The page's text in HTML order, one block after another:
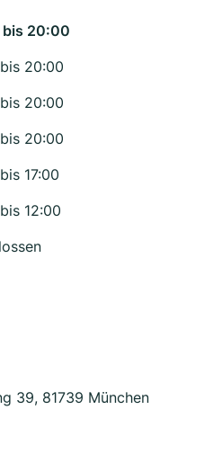
20:00
20:00
20:00
20:00
17:00
12:00
39, 81739 München